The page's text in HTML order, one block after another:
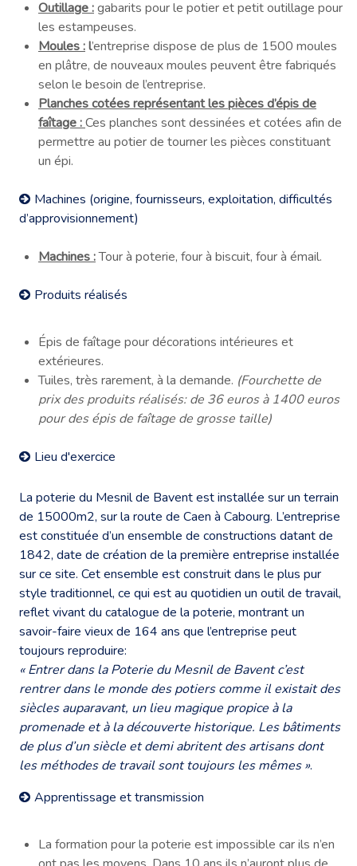
Outillage :gabarits pour le potier et petit outillage pour
les estampeuses.
Moules :l’entreprise dispose de plus de 1500 moules
en plâtre, de nouveaux moules peuvent être fabriqués
selon le besoin de l’entreprise.
Planches cotées représentant les pièces d’épis de
faîtage :Ces planches sont dessinées et cotées afin de
permettre au potier de tourner les pièces constituant
un épi.
Machines (origine, fournisseurs, exploitation, difficultés
d’approvisionnement)
Machines :Tour à poterie, four à biscuit, four à émail.
Produits réalisés
Épis de faîtage pour décorations intérieures et
extérieures.
Tuiles, très rarement, à la demande. (Fourchette de
prix des produits réalisés: de 36 euros à 1400 euros
pour des épis de faîtage de grosse taille)
Lieu d'exercice
La poterie du Mesnil de Bavent est installée sur un terrain
de 15000m2, sur la route de Caen à Cabourg. L’entreprise
est constituée d’un ensemble de constructions datant de
1842, date de création de la première entreprise installée
sur ce site. Cet ensemble est construit dans le plus pur
style traditionnel, ce qui est au quotidien un outil de travail,
reflet vivant du catalogue de la poterie, montrant un
savoir-faire vieux de 164 ans que l’entreprise peut
toujours reproduire:
« Entrer dans la Poterie du Mesnil de Bavent c’est
rentrer dans le monde des potiers comme il existait des
siècles auparavant, un lieu magique propice à la
promenade et à la découverte historique. Les bâtiments
de plus d’un siècle et demi abritent des artisans dont
les méthodes de travail sont toujours les mêmes ».
Apprentissage et transmission
La formation pour la poterie est impossible car ils n’en